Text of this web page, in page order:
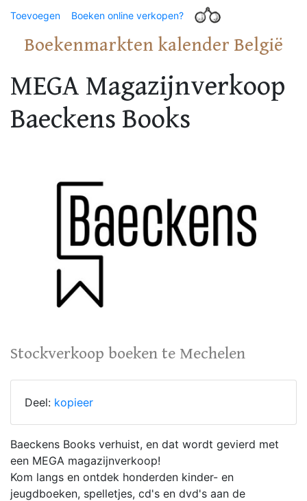
Toevoegen Boeken online verkopen?
Boekenmarkten kalender België
MEGA Magazijnverkoop
Baeckens Books
Stockverkoop boeken te Mechelen
Deel: kopieer
Baeckens Books verhuist, en dat wordt gevierd met
een MEGA magazijnverkoop!
Kom langs en ontdek honderden kinder- en
jeugdboeken, spelletjes, cd's en dvd's aan de